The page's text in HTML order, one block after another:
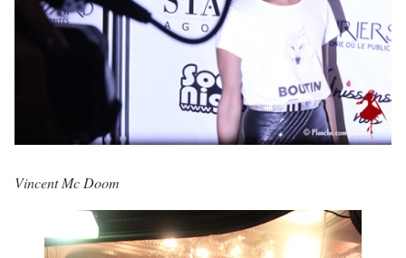
Vincent Mc Doom